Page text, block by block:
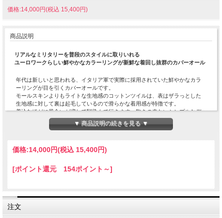
価格:14,000円(税込 15,400円)
商品説明
リアルなミリタリーを普段のスタイルに取りいれる
ユーロワークらしい鮮やかなカラーリングが新鮮な着回し抜群のカバーオール
年代は新しいと思われる、イタリア軍で実際に採用されていた鮮やかなカラ
ーリングが目を引くカバーオールです。
モールスキンよりもライトな生地感のコットンツイルは、表はザラっとした
生地感に対して裏は起毛しているので滑らかな着用感が特徴です。
着込むほどに風合いが増して馴染んで行きます。飽きの来ないシンプルなデ
ザインは、デイリーウエアのワードローブに是非とも加えて欲しい一着で
す。
カットソーにサラッと羽織るスタイリングがおススメです。暑い時期は袖を
なミリタリーウエアの雰囲気を感じさせないので新鮮です。
て女性が着ても新鮮な着こなしを楽しめます。
「DEAD STOCK MILITARY」の他の商品を見る
ITALIAN ARMY / イタリア軍
セレクトショップROLがミリタリーの持つ機能性やデザイン性にフォーカス
▼ 商品説明の続きを見る ▼
価格:14,000円(税込 15,400円)
[ポイント還元 154ポイント～]
注文